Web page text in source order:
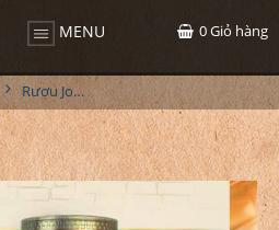
MENU 0Giỏ hàng
Rượu John Walker & Sons Bicentenary Blend 28YO